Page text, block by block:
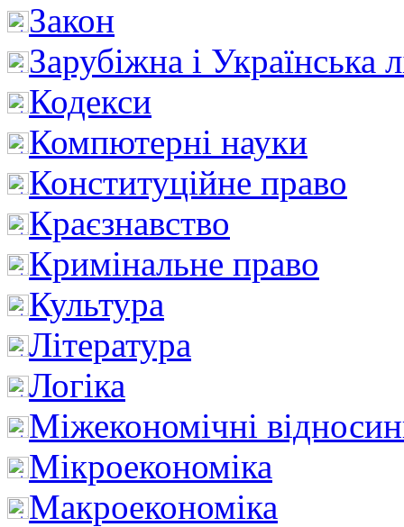
Закон
Зарубіжна і Українська
Кодекси
Компютерні науки
Конституційне право
Краєзнавство
Кримінальне право
Культура
Література
Логіка
Міжекономічні
Мікроекономіка
Макроекономіка